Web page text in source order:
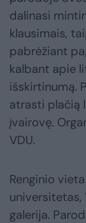
dalinasi
klausimais,
pabrėžiant
kalbant apie
išskirtinumą.
atrasti plačią
įvairovę.
VDU.
Renginio
universitetas,
galerija.